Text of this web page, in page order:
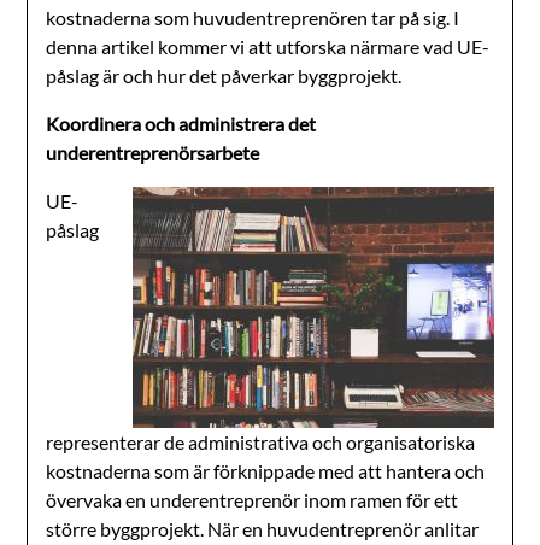
kostnaderna som huvudentreprenören tar på sig. I
denna artikel kommer vi att utforska närmare vad UE-
påslag är och hur det påverkar byggprojekt.
Koordinera och administrera det
underentreprenörsarbete
UE-
påslag
representerar de administrativa och organisatoriska
kostnaderna som är förknippade med att hantera och
övervaka en underentreprenör inom ramen för ett
större byggprojekt. När en huvudentreprenör anlitar